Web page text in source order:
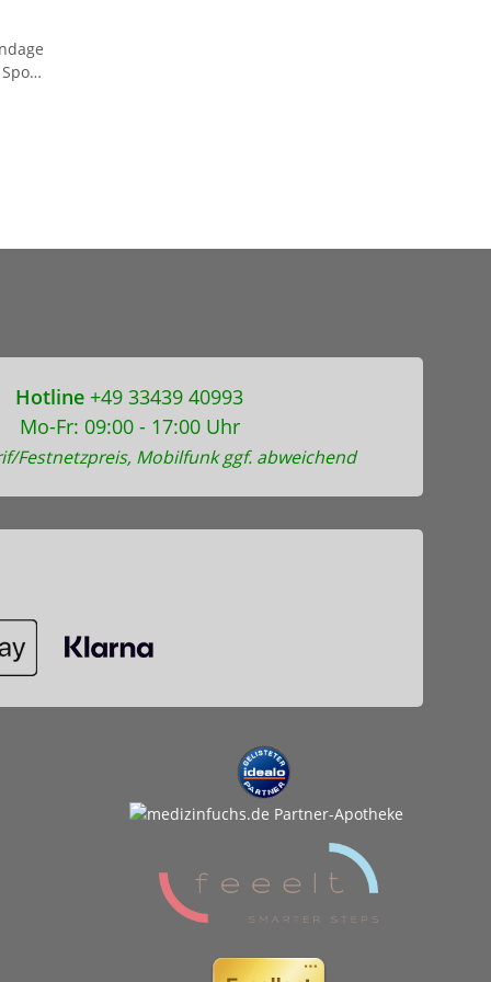
Hotline +49 33439 40993
Mo-Fr: 09:00 - 17:00 Uhr
Festnetzpreis, Mobilfunk ggf. abweichend